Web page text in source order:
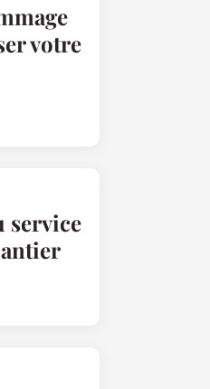
votre
service